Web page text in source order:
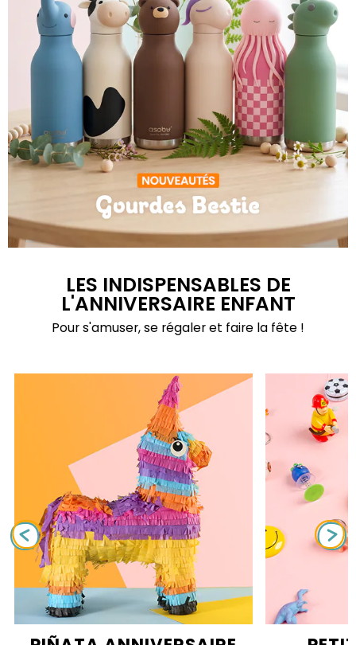
LES INDISPENSABLES DE
L'ANNIVERSAIRE ENFANT
Pour s'amuser, se régaler et faire la fête !